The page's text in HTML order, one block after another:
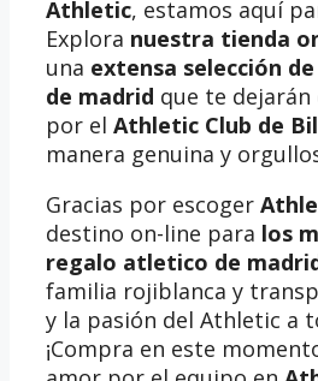
Athletic, estamos aquí
Explora nuestra tienda
una extensa selección
de madrid que te
por el Athletic Club de
manera genuina y
Gracias por escoger
destino on-line para los
regalo atletico de
familia rojiblanca y
y la pasión del Athletic a
¡Compra en este